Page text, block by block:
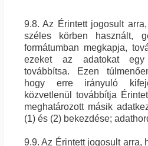
9.8. Az Érintett jogosult
széles körben használt,
formátumban megkapja,
ezeket az adatokat egy
továbbítsa. Ezen
hogy erre irányuló
közvetlenül továbbítja
meghatározott másik
(1) és (2) bekezdése;
9.9. Az Érintett jogosult arra,